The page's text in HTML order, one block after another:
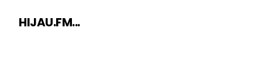
HIJAU.FM...